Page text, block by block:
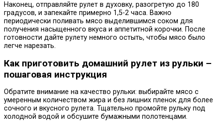
Наконец, отправляйте рулет в духовку, разогретую до 180
градусов, и запекайте примерно 1,5-2 часа. Важно
периодически поливать мясо выделившимся соком для
получения насыщенного вкуса и аппетитной корочки. После
готовности дайте рулету немного остыть, чтобы мясо было
легче нарезать.
Как приготовить домашний рулет из рульки –
пошаговая инструкция
Обратите внимание на качество рульки: выбирайте мясо с
умеренным количеством жира и без лишних пленок для более
сочного и вкусного рулета. Тщательно промойте рульку под
холодной водой и обсушите бумажными полотенцами.